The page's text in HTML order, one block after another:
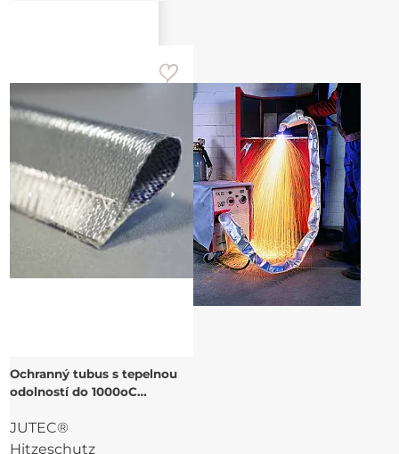
Ochranný tubus s tepelnou
odolností do 1000oC
zipem
JUTEC®
Hitzeschutz